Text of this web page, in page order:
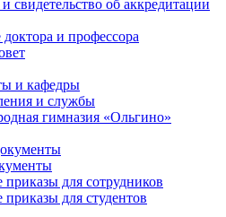
свидетельство об аккредитации
и профессора
и кафедры
и службы
гимназия «Ольгино»
для сотрудников
для студентов